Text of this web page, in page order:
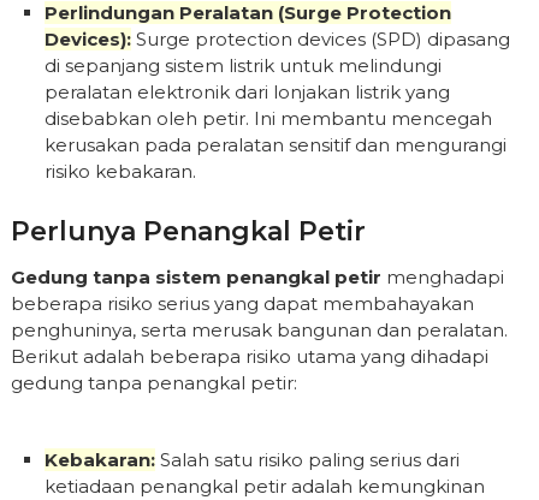
Perlindungan Peralatan (Surge Protection
Devices): Surge protection devices (SPD) dipasang
di sepanjang sistem listrik untuk melindungi
peralatan elektronik dari lonjakan listrik yang
disebabkan oleh petir. Ini membantu mencegah
kerusakan pada peralatan sensitif dan mengurangi
risiko kebakaran.
Perlunya Penangkal Petir
Gedung tanpa sistem penangkal petir menghadapi
beberapa risiko serius yang dapat membahayakan
penghuninya, serta merusak bangunan dan peralatan.
Berikut adalah beberapa risiko utama yang dihadapi
gedung tanpa penangkal petir:
Kebakaran: Salah satu risiko paling serius dari
ketiadaan penangkal petir adalah kemungkinan